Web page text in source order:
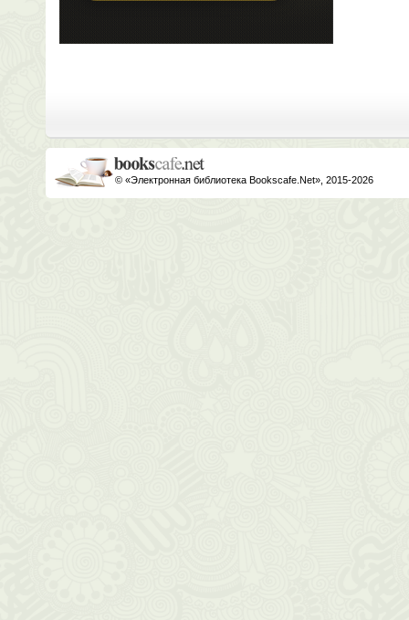
© «Электронная библиотека Bookscafe.Net», 2015-2026